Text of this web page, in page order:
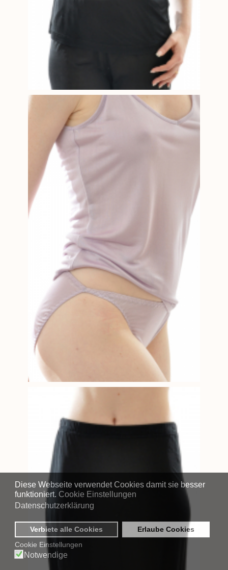
Diese Webseite verwendet Cookies damit sie besser
funktioniert. Cookie Einstellungen
Datenschutzerklärung
Verbiete alle Cookies
Erlaube Cookies
Cookie Einstellungen
Notwendige